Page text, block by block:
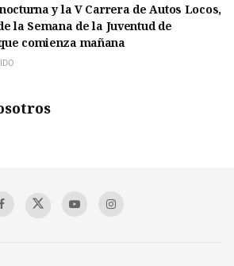
y la V Carrera de Autos Locos,
la Semana de la Juventud de
comienza mañana